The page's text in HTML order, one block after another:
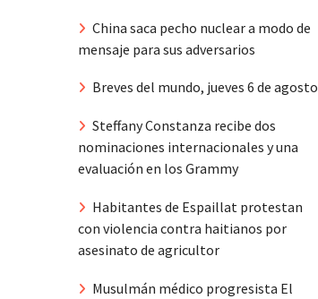
China saca pecho nuclear a modo de
mensaje para sus adversarios
Breves del mundo, jueves 6 de agosto
Steffany Constanza recibe dos
nominaciones internacionales y una
evaluación en los Grammy
Habitantes de Espaillat protestan
con violencia contra haitianos por
asesinato de agricultor
Musulmán médico progresista El